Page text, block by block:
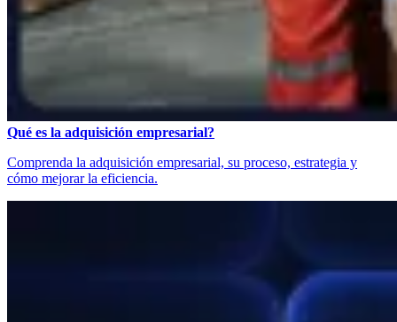
Qué es la adquisición empresarial?
Comprenda la adquisición empresarial, su proceso, estrategia y
cómo mejorar la eficiencia.